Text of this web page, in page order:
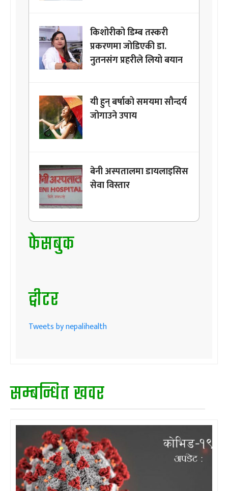
किशोरीको डिम्ब तस्करी
प्रकरणमा जोडिएकी डा.
नुतनसंग प्रहरीले लियो बयान
यी हुन् बर्षाको समयमा सौन्दर्य
जोगाउने उपाय
बेनी अस्पतालमा डायलाइसिस
सेवा विस्तार
फेसबुक
ट्वीटर
Tweets by nepalihealth
सम्बन्धित खवर